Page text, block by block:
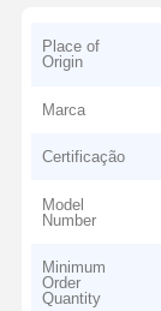
Place of
Origin
Marca
Certificação
Model
Number
Minimum
Order
Quantity